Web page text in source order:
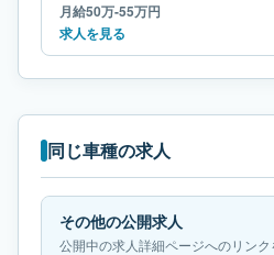
月給50万-55万円
求人を見る
同じ車種の求人
その他の公開求人
公開中の求人詳細ページへのリンク